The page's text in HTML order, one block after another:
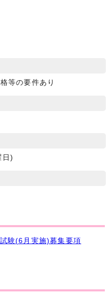
等の要件あり
日)
験(6月実施)募集要項